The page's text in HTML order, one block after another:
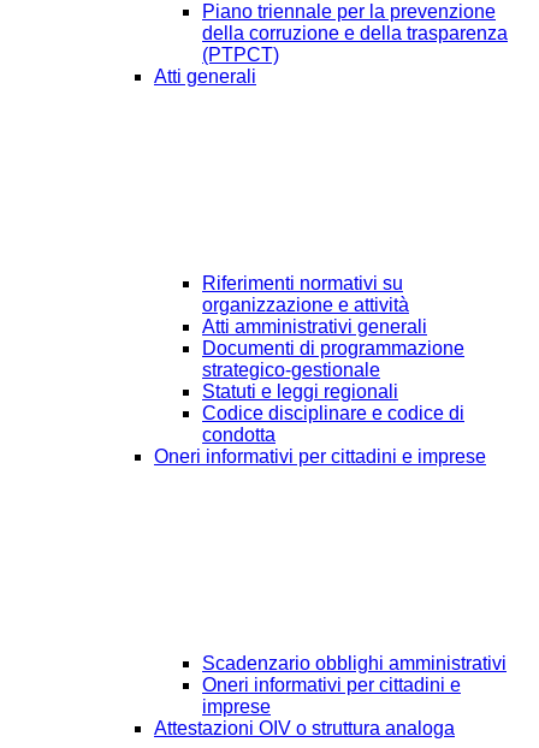
Piano triennale per la prevenzione
della corruzione e della trasparenza
(PTPCT)
Atti generali
Riferimenti normativi su
organizzazione e attività
Atti amministrativi generali
Documenti di programmazione
strategico-gestionale
Statuti e leggi regionali
Codice disciplinare e codice di
condotta
Oneri informativi per cittadini e imprese
Scadenzario obblighi amministrativi
Oneri informativi per cittadini e
imprese
Attestazioni OIV o struttura analoga